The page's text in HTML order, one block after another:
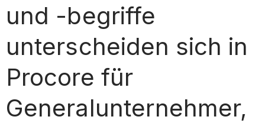
und -begriffe
unterscheiden sich in
Procore für
Generalunternehmer,